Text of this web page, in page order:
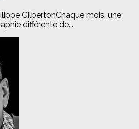
GilbertonChaque mois, une
différente de...